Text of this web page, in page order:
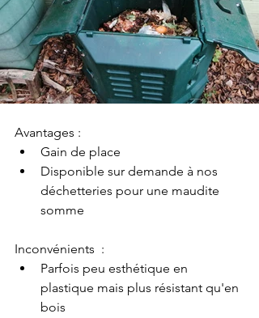
Avantages :
Gain de place
Disponible sur demande à nos
déchetteries pour une maudite
somme
Inconvénients  :
Parfois peu esthétique en
plastique mais plus résistant qu'en
bois